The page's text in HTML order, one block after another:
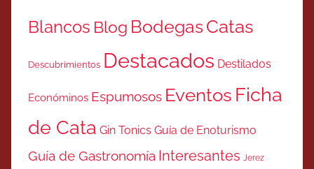
Blancos Blog BodegasCatas
Descubrimientos Destacados Destilados
Económinos Espumosos Eventos Ficha
de Cata Gin Tonics Guía de Enoturismo
Guía de Gastronomía Interesantes Jerez